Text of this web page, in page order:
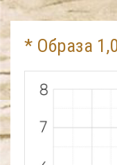
* Образа